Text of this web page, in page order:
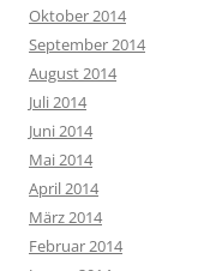
Oktober 2014
September 2014
August 2014
Juli 2014
Juni 2014
Mai 2014
April 2014
März 2014
Februar 2014